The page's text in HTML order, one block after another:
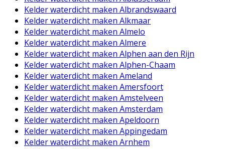
Kelder waterdicht maken Albrandswaard
Kelder waterdicht maken Alkmaar
Kelder waterdicht maken Almelo
Kelder waterdicht maken Almere
Kelder waterdicht maken Alphen aan den Rijn
Kelder waterdicht maken Alphen-Chaam
Kelder waterdicht maken Ameland
Kelder waterdicht maken Amersfoort
Kelder waterdicht maken Amstelveen
Kelder waterdicht maken Amsterdam
Kelder waterdicht maken Apeldoorn
Kelder waterdicht maken Appingedam
Kelder waterdicht maken Arnhem